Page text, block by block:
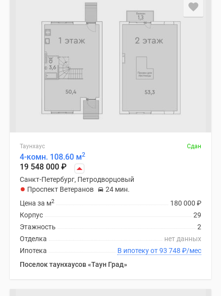
Таунхаус Сдан
4-комн. 108.60 м2
19 548 000 ₽
Санкт-Петербург, Петродворцовый
Проспект Ветеранов
24 мин.
180 000 ₽
Цена за м2
29
Корпус
2
Этажность
нет данных
Отделка
В ипотеку от 93 748 ₽/мес
Ипотека
Поселок таунхаусов «Таун Град»